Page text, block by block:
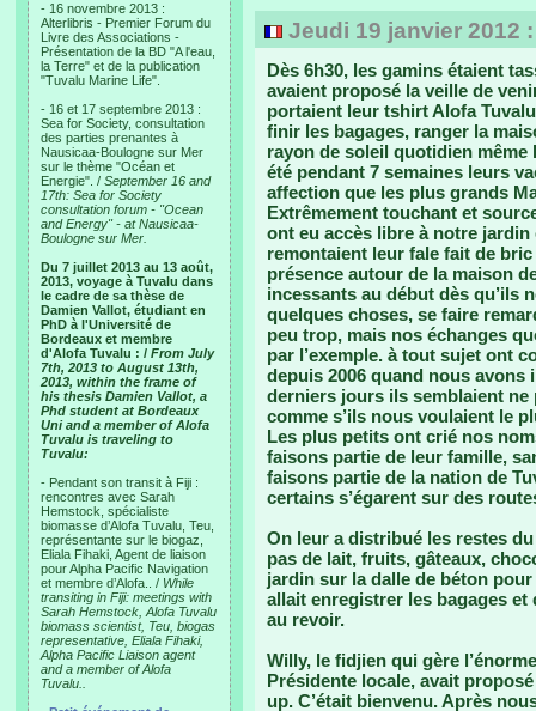
- 16 novembre 2013 :
Alterlibris - Premier Forum du
Livre des Associations -
Présentation de la BD "A l'eau,
la Terre" et de la publication
"Tuvalu Marine Life".
- 16 et 17 septembre 2013 :
Sea for Society, consultation
des parties prenantes à
Nausicaa-Boulogne sur Mer
sur le thème "Océan et
Energie". / September 16 and
17th: Sea for Society
consultation forum - "Ocean
and Energy" - at Nausicaa-
Boulogne sur Mer.
Du 7 juillet 2013 au 13 août,
2013, voyage à Tuvalu dans
le cadre de sa thèse de
Damien Vallot, étudiant en
PhD à l'Université de
Bordeaux et membre
d'Alofa Tuvalu : / From July
7th, 2013 to August 13th,
2013, within the frame of
his thesis Damien Vallot, a
Phd student at Bordeaux
Uni and a member of Alofa
Tuvalu is traveling to
Tuvalu:
- Pendant son transit à Fiji :
rencontres avec Sarah
Hemstock, spécialiste
biomasse d’Alofa Tuvalu, Teu,
représentante sur le biogaz,
Eliala Fihaki, Agent de liaison
pour Alpha Pacific Navigation
et membre d’Alofa.. / While
transiting in Fiji: meetings with
Sarah Hemstock, Alofa Tuvalu
biomass scientist, Teu, biogas
representative, Eliala Fihaki,
Alpha Pacific Liaison agent
and a member of Alofa
Tuvalu..
Jeudi 19 janvier 2012
Dès 6h30, les gamins étaient
avaient proposé la veille de
portaient leur tshirt Alofa
finir les bagages, ranger la
rayon de soleil quotidien même
été pendant 7 semaines leurs
affection que les plus grands
Extrêmement touchant et
ont eu accès libre à notre
remontaient leur fale fait de
présence autour de la maison
incessants au début dès qu’ils
quelques choses, se faire
peu trop, mais nos échanges
par l’exemple. à tout sujet ont
depuis 2006 quand nous avons
derniers jours ils semblaient
comme s’ils nous voulaient le
Les plus petits ont crié nos
faisons partie de leur famille,
faisons partie de la nation de
certains s’égarent sur des
On leur a distribué les restes
pas de lait, fruits, gâteaux,
jardin sur la dalle de béton
allait enregistrer les bagages et
au revoir.
Willy, le fidjien qui gère
Présidente locale, avait
up. C’était bienvenu. Après